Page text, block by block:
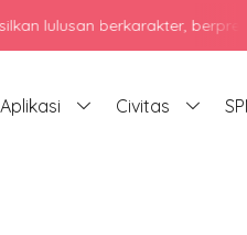
berprestasi, dan
Aplikasi Civitas